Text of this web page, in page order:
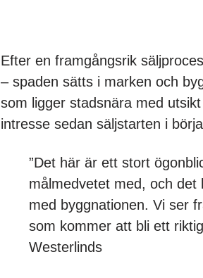
Efter en framgångsrik
– spaden sätts i marken och
som ligger stadsnära med
intresse sedan säljstarten i
”Det här är ett stort
målmedvetet med, och
med byggnationen. Vi ser
som kommer att bli ett
Westerlinds